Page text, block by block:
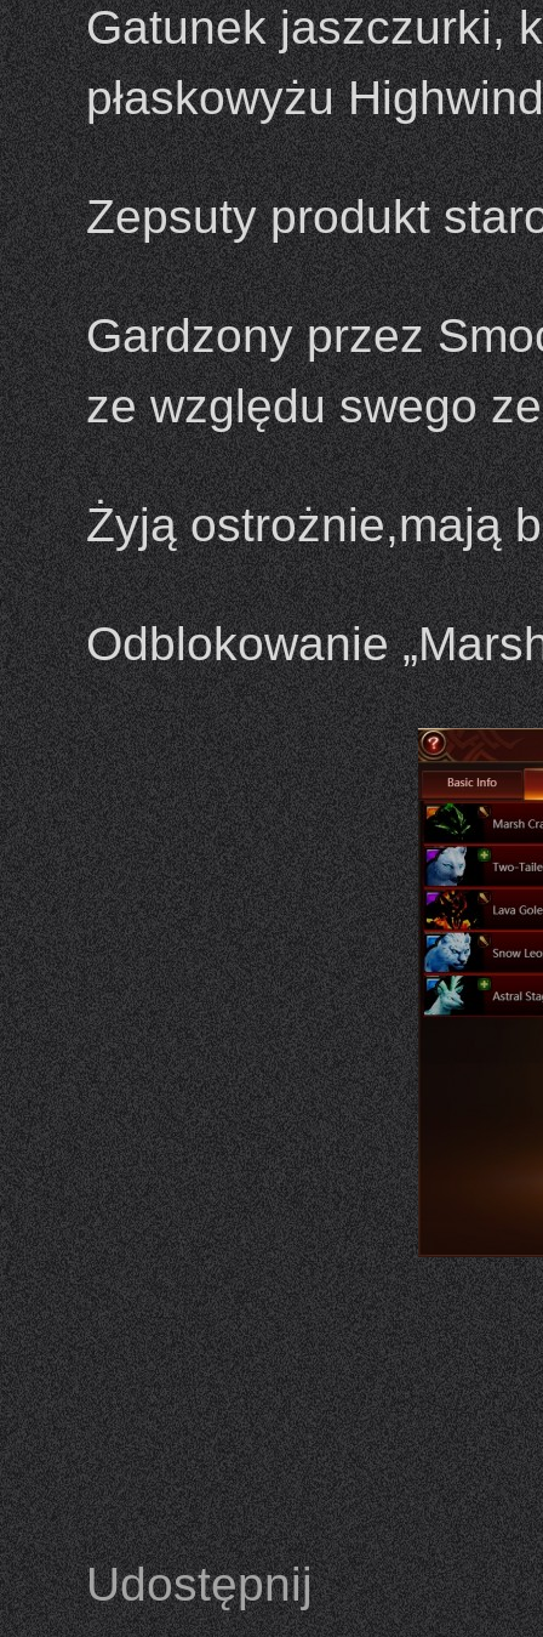
Gatunek jaszczurki,
płaskowyżu
Zepsuty produkt
Gardzony przez
ze względu swego
Żyją ostrożnie,mają
Odblokowanie
Udostępnij